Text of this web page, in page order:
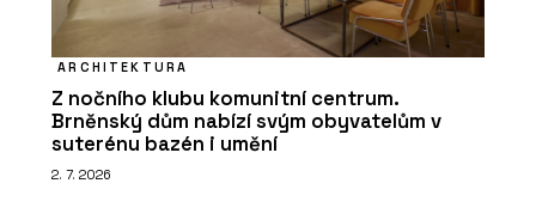
ARCHITEKTURA
Z nočního klubu komunitní centrum.
Brněnský dům nabízí svým obyvatelům v
suterénu bazén i umění
2. 7. 2026